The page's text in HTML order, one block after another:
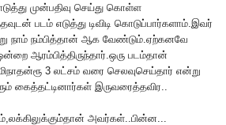
முன்பதிவு செய்து கொள்ள
படம் எடுத்து டிவிடி கொடுப்பார்களாம்.இவர்
நாம் நம்பித்தான் ஆக வேண்டும்.ஏற்கனவே
ஆரம்பித்திருந்தார்.ஒரு படம்தான்
3 லட்சம் வரை செலவுசெய்தார் என்று
கைத்தட்டினார்கள் இருவரைத்தவிர..
அவர்கள்..பின்ன...